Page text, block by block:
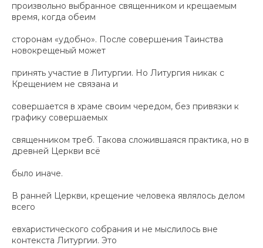
произвольно выбранное священником и крещаемым
время, когда обеим
сторонам «удобно». После совершения Таинства
новокрещеный может
принять участие в Литургии. Но Литургия никак с
Крещением не связана и
совершается в храме своим чередом, без привязки к
графику совершаемых
священником треб. Такова сложившаяся практика, но в
древней Церкви всё
было иначе.
В ранней Церкви, крещение человека являлось делом
всего
евхаристического собрания и не мыслилось вне
контекста Литургии. Это